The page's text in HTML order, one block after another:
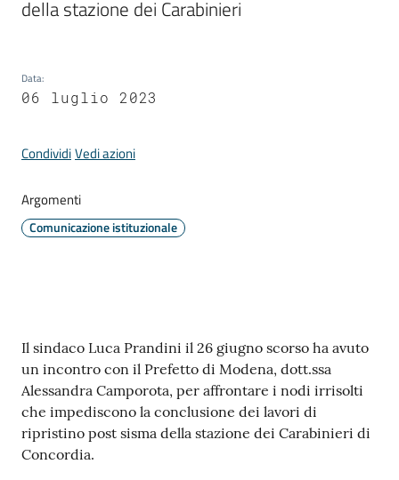
SUE
gli
della stazione dei Carabinieri
Data:
06 luglio 2023
CondividiVedi azioni
Argomenti
Comunicazione istituzionale
Contenuto
Il sindaco Luca Prandini il 26 giugno scorso ha avuto
un incontro con il Prefetto di Modena, dott.ssa
Alessandra Camporota, per affrontare i nodi irrisolti
che impediscono la conclusione dei lavori di
ripristino post sisma della stazione dei Carabinieri di
Concordia.